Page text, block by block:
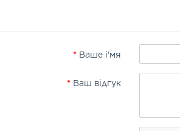
Ваше і'мя
Ваш відгук